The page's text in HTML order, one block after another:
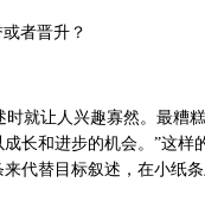
者晋升？
就让人兴趣寡然。最糟
长和进步的机会。”这
代替目标叙述，在小纸